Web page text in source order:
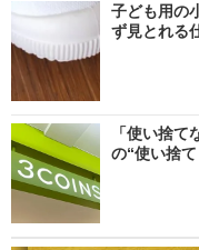
子ども用
ず見とれる
「使い捨
の“使い捨